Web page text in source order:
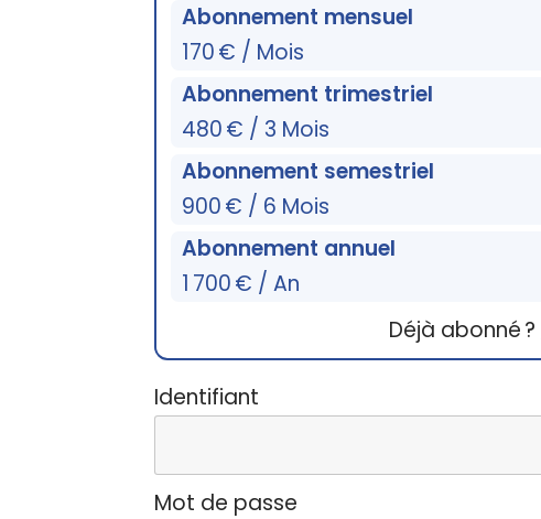
Abonnement mensuel
170 € / Mois
Abonnement trimestriel
480 € / 3 Mois
Abonnement semestriel
900 € / 6 Mois
Abonnement annuel
1 700 € / An
Déjà abonné ?
Identifiant
Mot de passe